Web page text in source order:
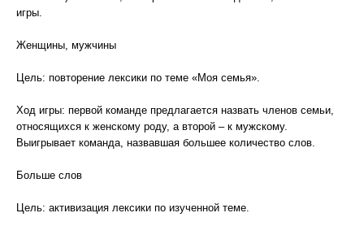
игры.
Женщины, мужчины
Цель: повторение лексики по теме «Моя семья».
Ход игры: первой команде предлагается назвать членов семьи,
относящихся к женскому роду, а второй – к мужскому.
Выигрывает команда, назвавшая большее количество слов.
Больше слов
Цель: активизация лексики по изученной теме.